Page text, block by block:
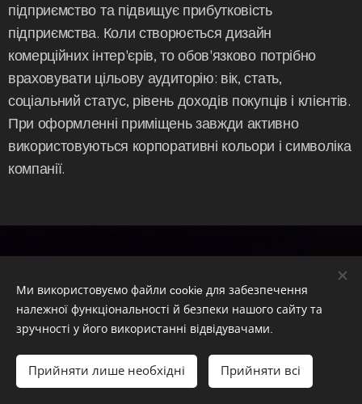
підприємство та підвищує прибутковість
підприємства. Коли створюється дизайн
комерційних інтер'єрів, то обов'язково потрібно
враховувати цільову аудиторію: вік, стать,
соціальний статус, рівень доходів покупців і клієнтів.
При оформленні приміщень завжди активно
використовуються корпоративні кольори і символіка
компанії.
Design of the facade
Ми використовуємо файли cookie для забезпечення
належної функціональності й безпеки нашого сайту та
зручності у його використанні відвідувачами.
Прийняти лише необхідні Прийняти всі